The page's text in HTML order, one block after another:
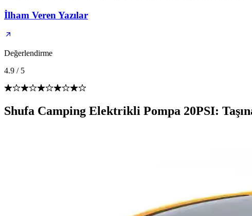
İlham Veren Yazılar
Değerlendirme
4.9 / 5
Shufa Camping Elektrikli Pompa 20PSI: